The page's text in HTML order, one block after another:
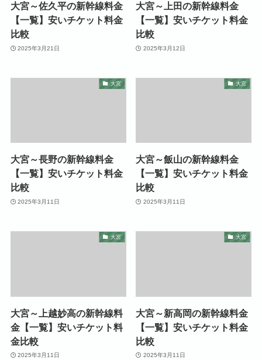
大宮～佐久平の新幹線料金
【一覧】安いチケット料金
比較
2025年3月21日
大宮～上田の新幹線料金
【一覧】安いチケット料金
比較
2025年3月12日
大宮
大宮～長野の新幹線料金
【一覧】安いチケット料金
比較
2025年3月11日
大宮
大宮～飯山の新幹線料金
【一覧】安いチケット料金
比較
2025年3月11日
大宮
大宮～上越妙高の新幹線料
金【一覧】安いチケット料
金比較
2025年3月11日
大宮
大宮～新高岡の新幹線料金
【一覧】安いチケット料金
比較
2025年3月11日